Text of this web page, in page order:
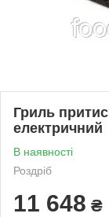
Гриль
електричний
В наявності
Роздріб
11 648 ₴